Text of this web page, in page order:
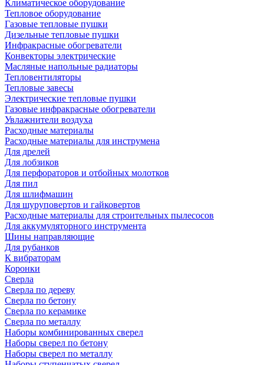
Климатическое оборудование
Тепловое оборудование
Газовые тепловые пушки
Дизельные тепловые пушки
Инфракрасные обогреватели
Конвекторы электрические
Масляные напольные радиаторы
Тепловентиляторы
Тепловые завесы
Электрические тепловые пушки
Газовые инфракрасные обогреватели
Увлажнители воздуха
Расходные материалы
Расходные материалы для инструмена
Для дрелей
Для лобзиков
Для перфораторов и отбойных молотков
Для пил
Для шлифмашин
Для шуруповертов и гайковертов
Расходные материалы для строительных пылесосов
Для аккумуляторного инструмента
Шины направляющие
Для рубанков
К вибраторам
Коронки
Сверла
Сверла по дереву
Сверла по бетону
Сверла по керамике
Сверла по металлу
Наборы комбинированных сверел
Наборы сверел по бетону
Наборы сверел по металлу